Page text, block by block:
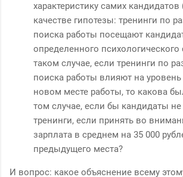
характеристику самих
качестве гипотезы: тренинги по
поиска работы посещают
определенного
таком случае, если тренинги по
поиска работы влияют на
новом месте работы, то какова
том случае, если бы кандидаты не
тренинги, если принять во
зарплата в среднем на 35 000
предыдущего места?
И вопрос: какое объяснение всему